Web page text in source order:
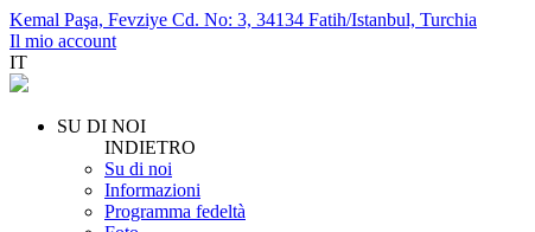
Kemal Paşa, Fevziye Cd. No: 3, 34134 Fatih/Istanbul, Turchia
Il mio account
IT
SU DI NOI
INDIETRO
Su di noi
Informazioni
Programma fedeltà